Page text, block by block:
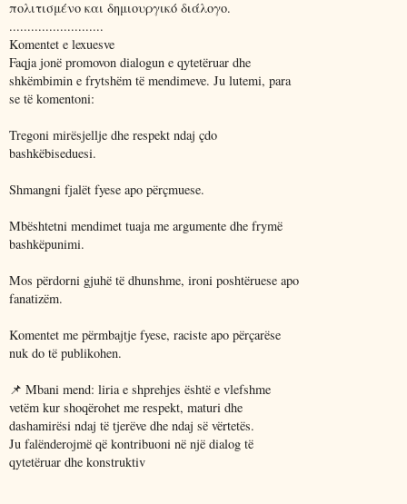
πολιτισμένο και δημιουργικό διάλογο.
..........................
Komentet e lexuesve
Faqja jonë promovon dialogun e qytetëruar dhe
shkëmbimin e frytshëm të mendimeve. Ju lutemi, para
se të komentoni:
Tregoni mirësjellje dhe respekt ndaj çdo
bashkëbiseduesi.
Shmangni fjalët fyese apo përçmuese.
Mbështetni mendimet tuaja me argumente dhe frymë
bashkëpunimi.
Mos përdorni gjuhë të dhunshme, ironi poshtëruese apo
fanatizëm.
Komentet me përmbajtje fyese, raciste apo përçarëse
nuk do të publikohen.
📌 Mbani mend: liria e shprehjes është e vlefshme
vetëm kur shoqërohet me respekt, maturi dhe
dashamirësi ndaj të tjerëve dhe ndaj së vërtetës.
Ju falënderojmë që kontribuoni në një dialog të
qytetëruar dhe konstruktiv